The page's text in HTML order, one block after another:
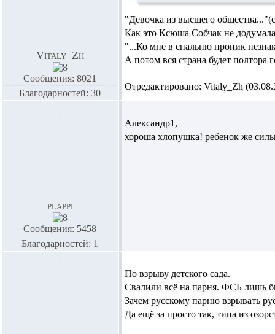
Vitaly_Zh
Сообщения: 8021
Благодарностей: 30
"Девочка из высшего
Как это Ксюша Собчак не
"...Ко мне в спальню проник
А потом вся страна будет
Отредактировано: Vitaly_Zh
plappi
Сообщения: 5458
Благодарностей: 1
Александр1,
хороша хлопушка! ребенок же
По взрыву детского сада.
Свалили всё на парня. ФСБ лишь
Зачем русскому парню взрывать
Да ещё за просто так, типа из